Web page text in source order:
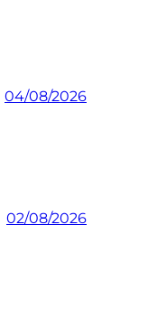
04/08/2026
02/08/2026